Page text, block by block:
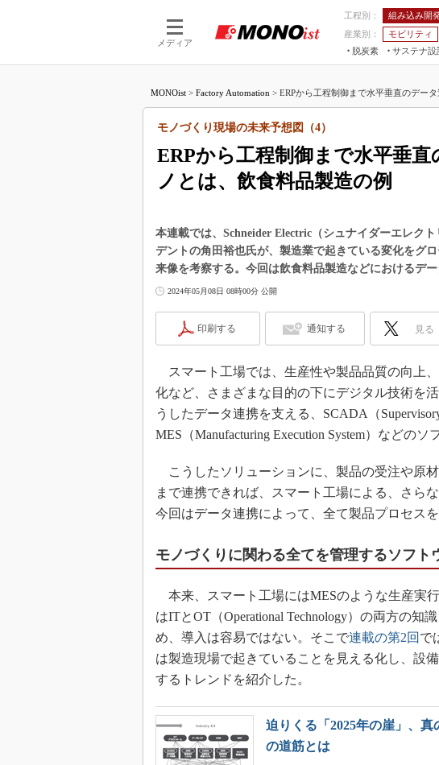
メディア
工程別： 組み込み開
産業別：
モビリティ
脱炭素
サステナ設
つながる工場
つながるサービス
AI×設備保全
MONOist > Factory Automation > ERPから工程制御まで水平垂直のデータ
ERPから工程制御まで水平垂
ノとは、飲食料品製造の例
モノづくり現場の未来予想図（4）
本連載では、Schneider Electric（シュナイダーエレク
デントの角田裕也氏が、製造業で起きている変化をグ
来像を考察する。今回は飲食料品製造などにおけるデー
2024年05月08日 08時00分 公開
印刷する 通知する 見る
スマート工場では、生産性や製品品質の向上
化など、さまざまな目的の下にデジタル技術を
うしたデータ連携を支える、SCADA（
MES（Manufacturing Execution System）などの
こうしたソリューションに、製品の受注や原
まで連携できれば、スマート工場による、さら
今回はデータ連携によって、全て製品プロセス
モノづくりに関わる全てを管理するソフト
本来、スマート工場にはMESのような生産実
はITとOT（Operational Technology）の両方の知
め、導入は容易ではない。そこで連載の第2回 で
は製造現場で起きていることを見える化し、設
するトレンドを紹介した。
迫りくる「2025年の崖」、
の道筋とは